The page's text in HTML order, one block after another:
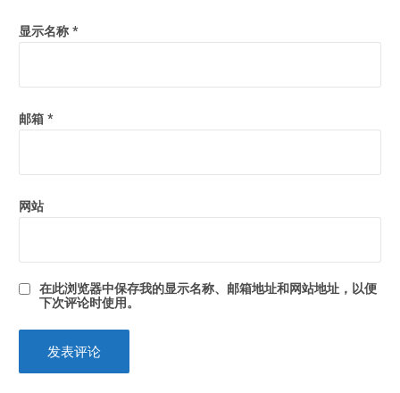
显示名称 *
邮箱 *
网站
在此浏览器中保存我的显示名称、邮箱地址和网站地址，以便
下次评论时使用。